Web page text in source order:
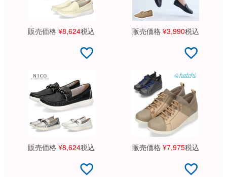
販売価格 ¥8,624税込 販売価格 ¥3,990税込
販売価格 ¥8,624税込 販売価格 ¥7,975税込